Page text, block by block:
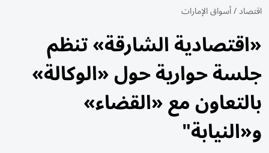
اقتصاد/أسواق الإمارات
«اقتصادية الشارقة» تنظم
جلسة حوارية حول «الوكالة»
بالتعاون مع «القضاء»
و«النيابة"